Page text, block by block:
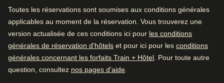
L’Urban Lodge Hotel propose un séjour confortable et
contemporain juste à l’extérieur du centre-ville
d’Amsterdam, avec d’excellentes liaisons de transport qui
facilitent l’exploration de la ville. Situé à proximité de la
gare de Sloterdijk, l’hôtel permet de rejoindre rapidement
le centre d’Amsterdam tout en offrant un havre de
Avis des utilisatrices et utilisateurs, 4.5 sur 5, Excellent
4.5/5 Excellent
2468 commentaires vérifiés
Détail des commentaires
Excellent
Toutes les réservations sont soumises aux conditions générales
applicables au moment de la réservation. Vous trouverez une
version actualisée de ces conditions ici pour les conditions
générales de réservation d'hôtels et pour ici pour les conditions
générales concernant les forfaits Train + Hôtel . Pour toute autre
question, consultez nos pages d'aide